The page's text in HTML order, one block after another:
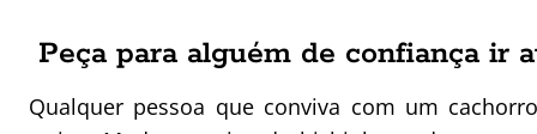
Peça para alguém de confiança ir
Qualquer pessoa que conviva com um